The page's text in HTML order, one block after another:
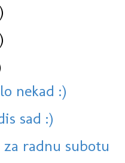
nekad :)
sad :)
radnu subotu